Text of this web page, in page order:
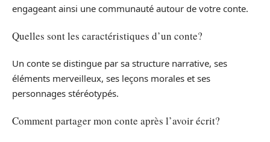
engageant ainsi une communauté autour de votre conte.
Quelles sont les caractéristiques d’un conte?
Un conte se distingue par sa structure narrative, ses
éléments merveilleux, ses leçons morales et ses
personnages stéréotypés.
Comment partager mon conte après l’avoir écrit?